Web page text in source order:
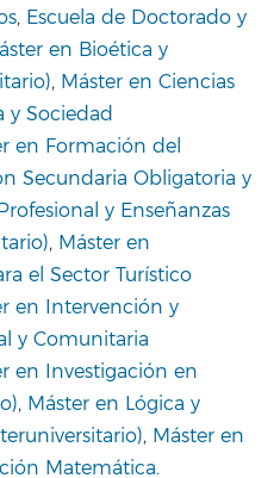
, Escuela de Doctorado y
en Bioética y
, Máster en Ciencias
y Sociedad
en Formación del
Secundaria Obligatoria y
y Enseñanzas
, Máster en
el Sector Turístico
en Intervención y
y Comunitaria
en Investigación en
, Máster en Lógica y
, Máster en
Matemática.